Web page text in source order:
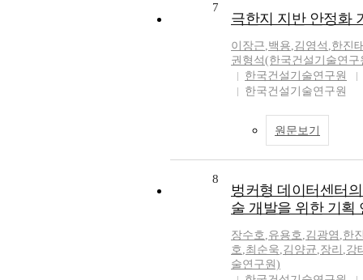
7
극한지 지반 안정화
이장근,백용,김영석 ,한진
권형석(한국건설기술연구
한국건설기술연구원
한국건설기술연구원
원문보기
8
벙커형 데이터센터
술 개발을 위한 기획
장수호,유용호,김광염 ,한
호,최순욱,김양균,장리 ,강
술연구원)